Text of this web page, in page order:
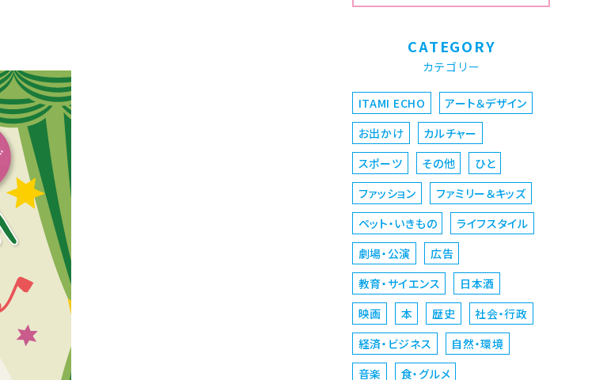
CATEGORY
カテゴリー
ITAMI ECHO
アート＆デザイン
お出かけ
カルチャー
スポーツ
その他
ひと
ファッション
ファミリー＆キッズ
ペット・いきもの
ライフスタイル
劇場・公演
広告
教育・サイエンス
日本酒
映画
本 歴史
社会・行政
経済・ビジネス
自然・環境
音楽
食・グルメ